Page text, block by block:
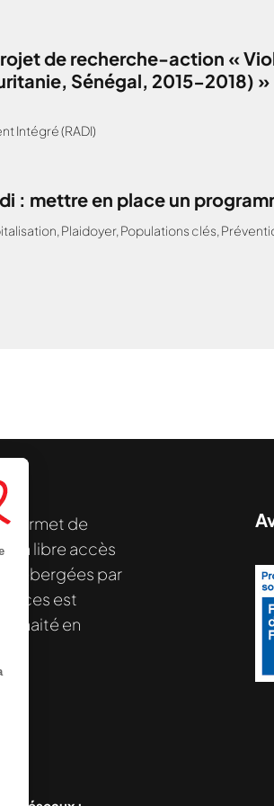
de recherche-action «
Sénégal, 2015-2018) »
Intégré (RADI)
: mettre en place un
, Plaidoyer, Populations clés,
demandé....
permet de
en libre accès
hébergées par
est
en